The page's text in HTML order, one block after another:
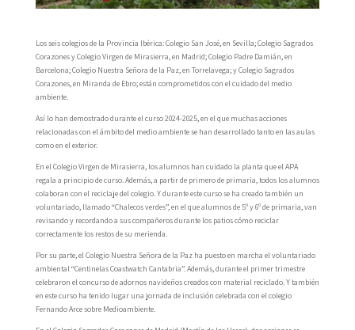
Los seis colegios de la Provincia Ibérica: Colegio San José, en Sevilla; Colegio Sagrados
Corazones y Colegio Virgen de Mirasierra, en Madrid; Colegio Padre Damián, en
Barcelona; Colegio Nuestra Señora de la Paz, en Torrelavega; y Colegio Sagrados
Corazones, en Miranda de Ebro; están comprometidos con el cuidado del medio
ambiente.
Así lo han demostrado durante el curso 2024-2025, en el que muchas acciones
relacionadas con el ámbito del medio ambiente se han desarrollado tanto en las aulas
como en el exterior.
En el Colegio Virgen de Mirasierra, los alumnos han cuidado la planta que el APA
regala a principio de curso. Además, a partir de primero de primaria, todos los alumnos
colaboran con el reciclaje del colegio. Y durante este curso se ha creado también un
voluntariado, llamado “Chalecos verdes”, en el que alumnos de 5º y 6º de primaria, van
revisando y recordando a sus compañeros durante los patios cómo reciclar
correctamente los restos de su merienda.
Por su parte, el Colegio Nuestra Señora de la Paz ha puesto en marcha el voluntariado
ambiental “Centinelas Coastwatch Cantabria”. Además, durante el primer trimestre
celebraron el concurso de adornos navideños creados con material reciclado. Y también
en este curso ha tenido lugar una jornada de inclusión celebrada con el colegio
Fernando Arce sobre Medioambiente.